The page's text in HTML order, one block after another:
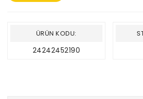
ÜRÜN KODU:
24242452190